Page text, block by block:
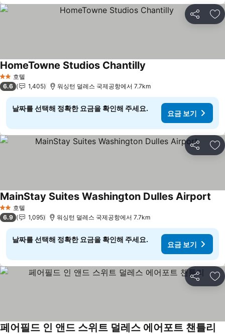
공유 즐
2 성급호텔
HomeTowne Studios Chantilly
6.6 1,405 워싱턴 덜레스 국제공항에서 7.7km
날짜를 선택해 정확한 요금을 확인해 주세요.
요금 보기
공유 즐
2 성급호텔
MainStay Suites Washington Dulles Airport
6.9 1,095 워싱턴 덜레스 국제공항에서 7.7km
날짜를 선택해 정확한 요금을 확인해 주세요.
요금 보기
공유 즐
페어필드 인 앤드 스위트 덜레스 에어포트 챈틀리